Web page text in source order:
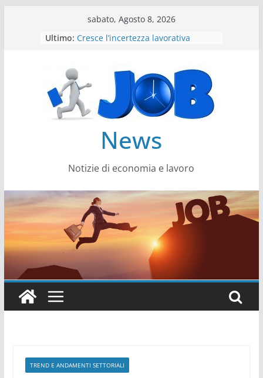
sabato, Agosto 8, 2026
Ultimo: Cresce l’incertezza lavorativa
Il settore energy cambia veste
Servono più sustainability data
architect
News
Notizie di economia e lavoro
TREND E ANDAMENTI SETTORIALI